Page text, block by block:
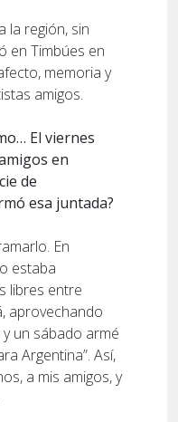
la región, sin
en Timbúes en
memoria y
amigos.
El viernes
en
de
esa juntada?
En
estaba
libres entre
aprovechando
un sábado armé
Argentina”. Así,
a mis amigos, y